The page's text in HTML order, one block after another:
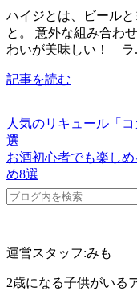
ハイジとは、ビール
と。 意外な組み合わ
わいが美味しい！ ラ
記事を読む
人気のリキュール「
選
お酒初心者でも楽し
め8選
運営スタッフ:みも
2歳になる子供がいる